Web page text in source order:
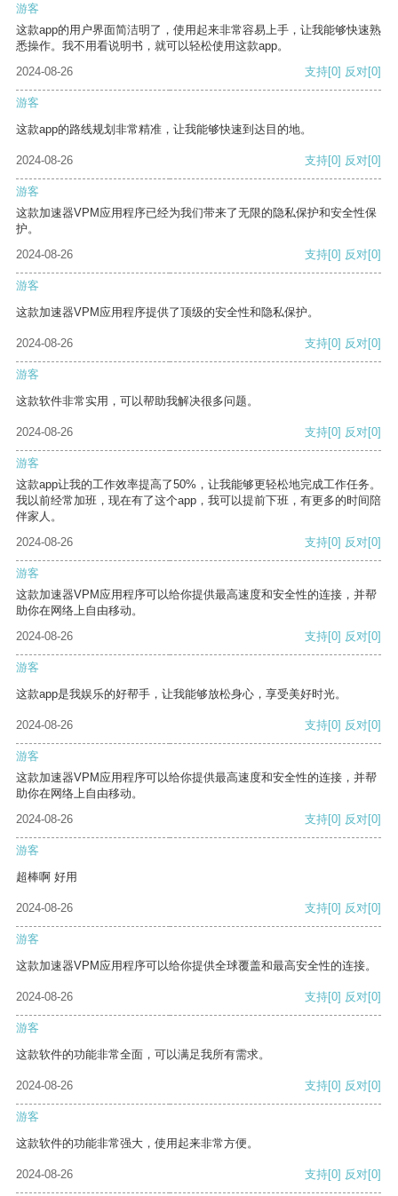
游客
这款app的用户界面简洁明了，使用起来非常容易上手，让我能够快速熟
悉操作。我不用看说明书，就可以轻松使用这款app。
2024-08-26
支持[0] 反对[0]
游客
这款app的路线规划非常精准，让我能够快速到达目的地。
2024-08-26 支持[0] 反对[0]
游客
这款加速器VPM应用程序已经为我们带来了无限的隐私保护和安全性保
护。
2024-08-26
支持[0] 反对[0]
游客
这款加速器VPM应用程序提供了顶级的安全性和隐私保护。
2024-08-26 支持[0] 反对[0]
游客
这款软件非常实用，可以帮助我解决很多问题。
2024-08-26 支持[0] 反对[0]
游客
这款app让我的工作效率提高了50%，让我能够更轻松地完成工作任务。
我以前经常加班，现在有了这个app，我可以提前下班，有更多的时间陪
伴家人。
2024-08-26
支持[0] 反对[0]
游客
这款加速器VPM应用程序可以给你提供最高速度和安全性的连接，并帮
助你在网络上自由移动。
2024-08-26
支持[0] 反对[0]
游客
这款app是我娱乐的好帮手，让我能够放松身心，享受美好时光。
2024-08-26 支持[0] 反对[0]
游客
这款加速器VPM应用程序可以给你提供最高速度和安全性的连接，并帮
助你在网络上自由移动。
2024-08-26
支持[0] 反对[0]
游客
超棒啊 好用
2024-08-26 支持[0] 反对[0]
游客
这款加速器VPM应用程序可以给你提供全球覆盖和最高安全性的连接。
2024-08-26 支持[0] 反对[0]
游客
这款软件的功能非常全面，可以满足我所有需求。
2024-08-26 支持[0] 反对[0]
游客
这款软件的功能非常强大，使用起来非常方便。
2024-08-26 支持[0] 反对[0]